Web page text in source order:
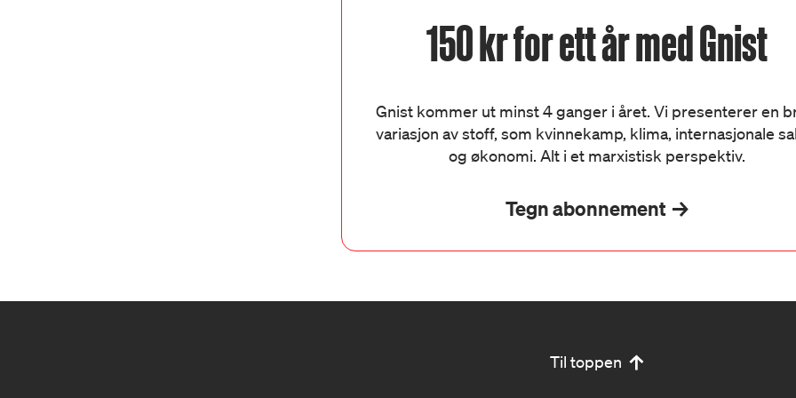
150 kr for ett år med Gnist
Gnist kommer ut minst 4 ganger i året. Vi presenterer en
variasjon av stoff, som kvinnekamp, klima, internasjonale
og økonomi. Alt i et marxistisk perspektiv.
Tegn abonnement
Til toppen